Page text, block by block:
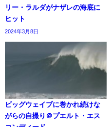
リー・ラルダがナザレの海底に
ヒット
2024年3月8日
ビッグウェイブに巻かれ続けな
がらの自撮り＠プエルト・エス